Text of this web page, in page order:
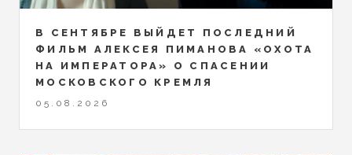
В СЕНТЯБРЕ ВЫЙДЕТ ПОСЛЕДНИЙ
ФИЛЬМ АЛЕКСЕЯ ПИМАНОВА «ОХОТА
НА ИМПЕРАТОРА» О СПАСЕНИИ
МОСКОВСКОГО КРЕМЛЯ
05.08.2026